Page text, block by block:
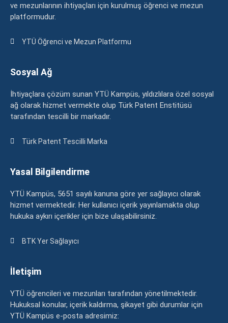
ve mezunlarının ihtiyaçları için kurulmuş öğrenci ve mezun
platformudur.
YTÜ Öğrenci ve Mezun Platformu
Sosyal Ağ
İhtiyaçlara çözüm sunan YTÜ Kampüs, yıldızlılara özel sosyal
ağ olarak hizmet vermekte olup Türk Patent Enstitüsü
tarafından tescilli bir markadır.
Türk Patent Tescilli Marka
Yasal Bilgilendirme
YTÜ Kampüs, 5651 sayılı kanuna göre yer sağlayıcı olarak
hizmet vermektedir. Her kullanıcı içerik yayınlamakta olup
hukuka aykırı içerikler için bize ulaşabilirsiniz.
BTK Yer Sağlayıcı
İletişim
YTÜ öğrencileri ve mezunları tarafından yönetilmektedir.
Hukuksal konular, içerik kaldırma, şikayet gibi durumlar için
YTÜ Kampüs e-posta adresimiz: